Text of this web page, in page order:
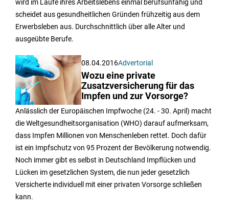
wird im Laufe ihres Arbeitslebens einmal berufsunfähig und
scheidet aus gesundheitlichen Gründen frühzeitig aus dem
Erwerbsleben aus. Durchschnittlich über alle Alter und
ausgeübte Berufe.
08.04.2016Advertorial
Wozu eine private
Zusatzversicherung für das
Impfen und zur Vorsorge?
Anlässlich der Europäischen Impfwoche (24. - 30. April) macht
die Weltgesundheitsorganisation (WHO) darauf aufmerksam,
dass Impfen Millionen von Menschenleben rettet. Doch dafür
ist ein Impfschutz von 95 Prozent der Bevölkerung notwendig.
Noch immer gibt es selbst in Deutschland Impflücken und
Lücken im gesetzlichen System, die nun jeder gesetzlich
Versicherte individuell mit einer privaten Vorsorge schließen
kann.